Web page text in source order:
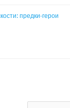
предки-герои